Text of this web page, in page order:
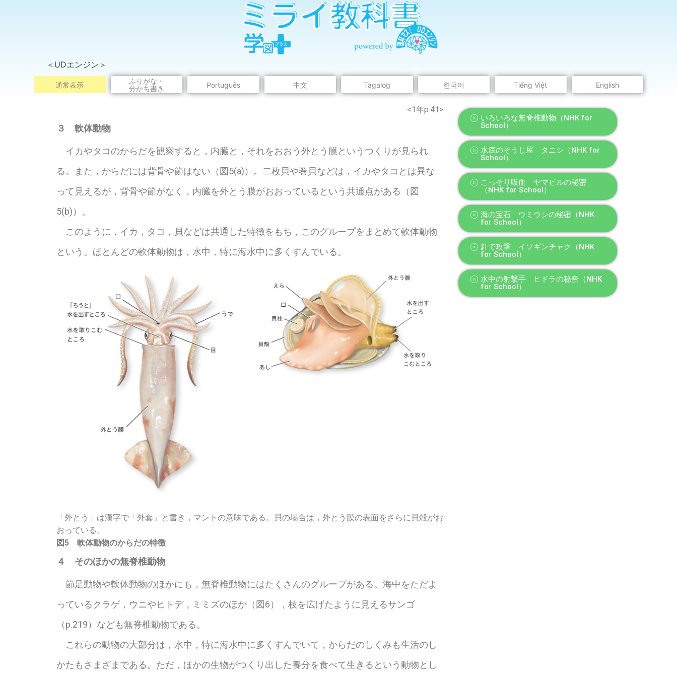
＜UDエンジン＞
通常表示
ふりがな・
分かち書き
Português 中文 Tagalog 한국어 Tiếng Việt English
<1年p.41>
３ 軟体動物
イカやタコのからだを観察すると，内臓と，それをおおう外とう膜というつくりが見られ
る。また，からだには背骨や節はない（図5(a)）。二枚貝や巻貝などは，イカやタコとは異な
って見えるが，背骨や節がなく，内臓を外とう膜がおおっているという共通点がある（図
5(b)）。
このように，イカ，タコ，貝などは共通した特徴をもち，このグループをまとめて軟体動物
という。ほとんどの軟体動物は，水中，特に海水中に多くすんでいる。
「外とう」は漢字で「外套」と書き，マントの意味である。貝の場合は，外とう膜の表面をさらに貝殻がお
おっている。
図5 軟体動物のからだの特徴
４ そのほかの無脊椎動物
節足動物や軟体動物のほかにも，無脊椎動物にはたくさんのグループがある。海中をただよ
っているクラゲ，ウニやヒトデ，ミミズのほか（図6），枝を広げたように見えるサンゴ
（p.219）なども無脊椎動物である。
これらの動物の大部分は，水中，特に海水中に多くすんでいて，からだのしくみも生活のし
かたもさまざまである。ただ，ほかの生物がつくり出した養分を食べて生きるという動物とし
いろいろな無脊椎動物（NHK for
School）
水底のそうじ屋 タニシ（NHK for
School）
こっそり吸血 ヤマビルの秘密
（NHK for School）
海の宝石 ウミウシの秘密（NHK
for School）
針で攻撃 イソギンチャク（NHK
for School）
水中の射撃手 ヒドラの秘密（NHK
for School）